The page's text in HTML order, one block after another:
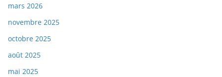
mars 2026
novembre 2025
octobre 2025
août 2025
mai 2025